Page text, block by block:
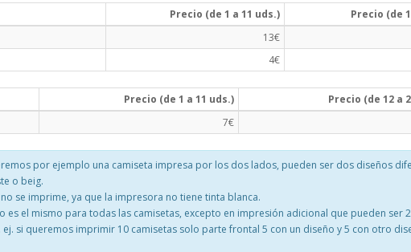
Precio (de 1 a 11 uds.) Precio (de
13€
4€
Precio (de 1 a 11 uds.) Precio (de 12 a
7€
por ejemplo una camiseta impresa por los dos lados, pueden ser dos diseños
o beig.
se imprime, ya que la impresora no tiene tinta blanca.
es el mismo para todas las camisetas, excepto en impresión adicional que pueden ser
si queremos imprimir 10 camisetas solo parte frontal 5 con un diseño y 5 con otro